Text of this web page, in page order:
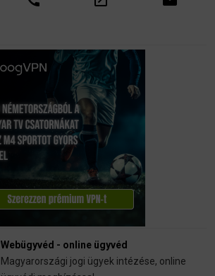
Webügyvéd - online ügyvéd
Magyarországi jogi ügyek intézése, online